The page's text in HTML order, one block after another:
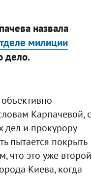
назвала
милиции
дело.
Карпачевой, с
дел и прокурору
пытается покрыть
что это уже второй
Киева, когда